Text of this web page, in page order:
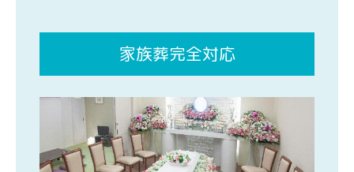
家族葬完全対応